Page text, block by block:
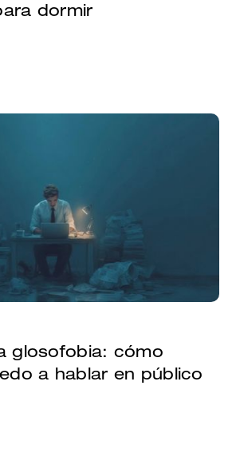
dormir
glosofobia: cómo
a hablar en público